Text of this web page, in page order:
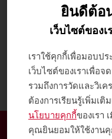
ยินดีต้อ
เว็บไซต์ของ
เราใช้คุกกี้เพื่อมอบ
เว็บไซต์ของเราเพื่อ
รวมถึงการวัดและวิเ
ต้องการเรียนรู้เพิ่มเ
นโยบายคุกกี้ของเรา
คุณยินยอมให้ใช้งาน
สั่งซื้อออนไลน์ได้ตลอด